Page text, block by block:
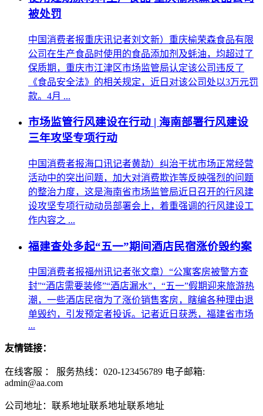
被处罚
中国消费者报重庆讯记者刘文新）重庆榆荣森食品有限
公司在生产食品时使用的食品添加剂及蚝油，均超过了
保质期，重庆市江津区市场监管局认定该公司违反了
《食品安全法》的相关规定，近日对该公司处以3万元罚
款。4月 ...
市场监管行风建设在行动 | 海南部署行风建设
三年攻坚专项行动
中国消费者报海口讯记者黄劼）纠治干扰市场正常经营
活动中的突出问题，加大对消费欺诈等反映强烈的问题
的整治力度，这是海南省市场监管局近日召开的行风建
设攻坚专项行动动员部署会上，着重强调的行风建设工
作内容之 ...
福建查处多起“五一”期间酒店民宿涨价毁约案
中国消费者报福州讯记者张文章）“公寓客房被警方查
封”“酒店需要装修”“酒店漏水”，“五一”假期迎来旅游热
潮，一些酒店民宿为了涨价销售客房，瞎编各种理由退
单毁约，引发预定者投诉。记者近日获悉，福建省市场
...
友情链接：
在线客服 ：
服务热线：020-123456789 电子邮箱:
admin@aa.com
公司地址：联系地址联系地址联系地址